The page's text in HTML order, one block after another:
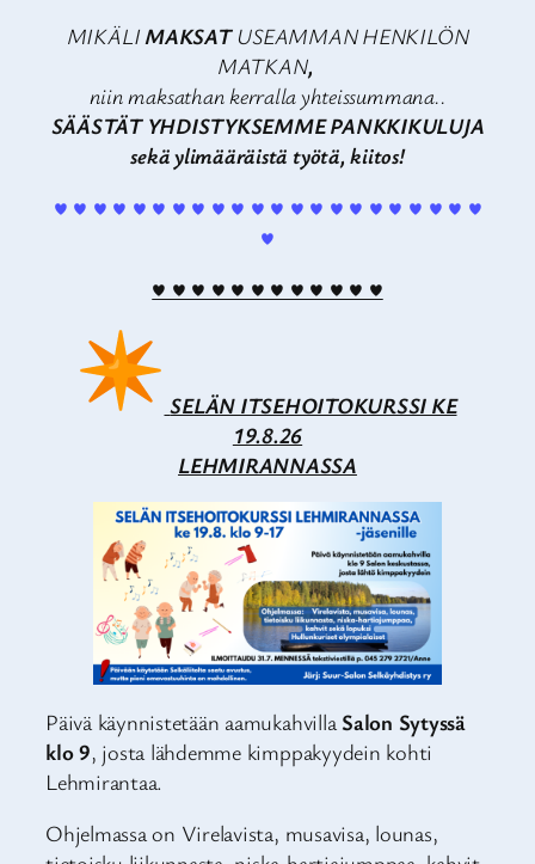
MIKÄLIMAKSAT USEAMMAN HENKILÖN
MATKAN,
niin maksathan kerralla yhteissummana..
SÄÄSTÄT YHDISTYKSEMME PANKKIKULUJA
sekä ylimääräistä työtä, kiitos!
♥ ♥ ♥ ♥ ♥ ♥ ♥ ♥ ♥ ♥ ♥ ♥ ♥ ♥ ♥ ♥ ♥ ♥ ♥ ♥ ♥ ♥
♥
♥ ♥ ♥ ♥ ♥ ♥ ♥ ♥ ♥ ♥ ♥ ♥
SELÄN ITSEHOITOKURSSI KE
19.8.26
LEHMIRANNASSA
Päivä käynnistetään aamukahvilla Salon Sytyssä
klo 9, josta lähdemme kimppakyydein kohti
Lehmirantaa.
Ohjelmassa on Virelavista, musavisa, lounas,